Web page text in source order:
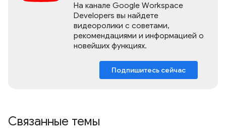
На канале Google Workspace
Developers вы найдете
видеоролики с советами,
рекомендациями и информацией о
новейших функциях.
Подпишитесь сейчас
Связанные темы